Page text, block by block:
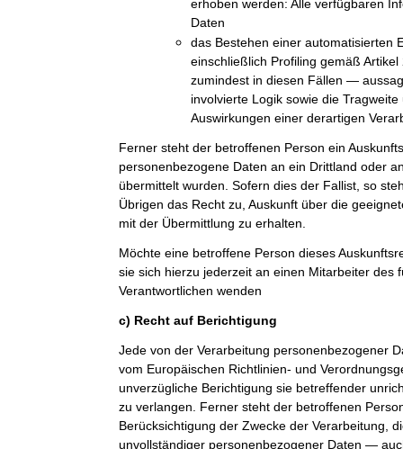
erhoben werden: Alle verfügbaren
Daten
das Bestehen einer automatisierten
einschließlich Profiling gemäß
zumindest in diesen Fällen —
involvierte Logik sowie die
Auswirkungen einer derartigen
Ferner steht der betroffenen Person ein
personenbezogene Daten an ein Drittland oder
übermittelt wurden. Sofern dies der Fallist, so
Übrigen das Recht zu, Auskunft über die
mit der Übermittlung zu erhalten.
Möchte eine betroffene Person dieses
sie sich hierzu jederzeit an einen Mitarbeiter des
Verantwortlichen wenden
c) Recht auf Berichtigung
Jede von der Verarbeitung personenbezogener
vom Europäischen Richtlinien- und
unverzügliche Berichtigung sie betreffender
zu verlangen. Ferner steht der betroffenen
Berücksichtigung der Zwecke der Verarbeitung,
unvollständiger personenbezogener Daten —